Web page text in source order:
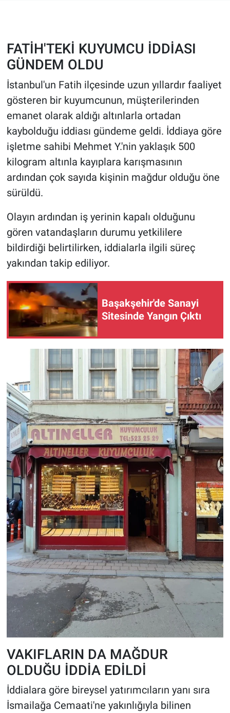
FATİH'TEKİ KUYUMCU İDDİASI
GÜNDEM OLDU
İstanbul'un Fatih ilçesinde uzun yıllardır faaliyet
gösteren bir kuyumcunun, müşterilerinden
emanet olarak aldığı altınlarla ortadan
kaybolduğu iddiası gündeme geldi. İddiaya göre
işletme sahibi Mehmet Y.'nin yaklaşık 500
kilogram altınla kayıplara karışmasının
ardından çok sayıda kişinin mağdur olduğu öne
sürüldü.
Olayın ardından iş yerinin kapalı olduğunu
gören vatandaşların durumu yetkililere
bildirdiği belirtilirken, iddialarla ilgili süreç
yakından takip ediliyor.
Başakşehir'de Sanayi
Sitesinde Yangın Çıktı
VAKIFLARIN DA MAĞDUR
OLDUĞU İDDİA EDİLDİ
İddialara göre bireysel yatırımcıların yanı sıra
İsmailağa Cemaati'ne yakınlığıyla bilinen
HABERDE İNSAN
POLİTİKA
SPOR
MAGAZİN
Bilim, Teknoloji